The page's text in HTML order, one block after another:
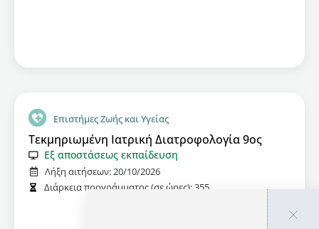
Επιστήμες Ζωής και Υγείας
Τεκμηριωμένη Ιατρική Διατροφολογία 9ος
Εξ αποστάσεως εκπαίδευση
Λήξη αιτήσεων:20/10/2026
Διάρκεια προγράμματος (σε ώρες): 355
Πληροφορίες